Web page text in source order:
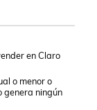
enClaro
o menor o
genera ningún